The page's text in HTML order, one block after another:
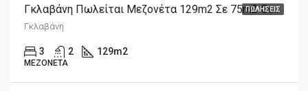
ΠΩΛΉΣΕΙΣ
Γκλαβάνη Πωλείται Μεζονέτα 129m2 Σε 75m2 Οικόπεδο Πλήρως Ανακαινισμένη
Γκλαβάνη
3 2 129m2
ΜΕΖΟΝΈΤΑ